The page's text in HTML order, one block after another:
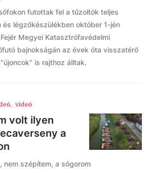
futottak fel a tűzoltók teljes
légzőkészülékben október 1-jén
Megyei Katasztrófavédelmi
bajnokságán az évek óta visszatérő
is rajthoz álltak.
, videó
volt ilyen
a
nem szépítem, a sógorom